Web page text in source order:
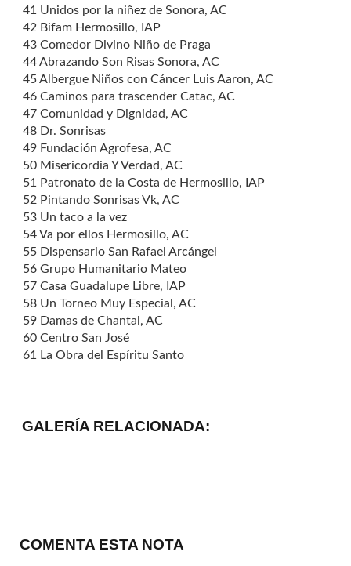
41 Unidos por la niñez de Sonora, AC
42 Bifam Hermosillo, IAP
43 Comedor Divino Niño de Praga
44 Abrazando Son Risas Sonora, AC
45 Albergue Niños con Cáncer Luis Aaron, AC
46 Caminos para trascender Catac, AC
47 Comunidad y Dignidad, AC
48 Dr. Sonrisas
49 Fundación Agrofesa, AC
50 Misericordia Y Verdad, AC
51 Patronato de la Costa de Hermosillo, IAP
52 Pintando Sonrisas Vk, AC
53 Un taco a la vez
54 Va por ellos Hermosillo, AC
55 Dispensario San Rafael Arcángel
56 Grupo Humanitario Mateo
57 Casa Guadalupe Libre, IAP
58 Un Torneo Muy Especial, AC
59 Damas de Chantal, AC
60 Centro San José
61 La Obra del Espíritu Santo
GALERÍA RELACIONADA:
COMENTA ESTA NOTA